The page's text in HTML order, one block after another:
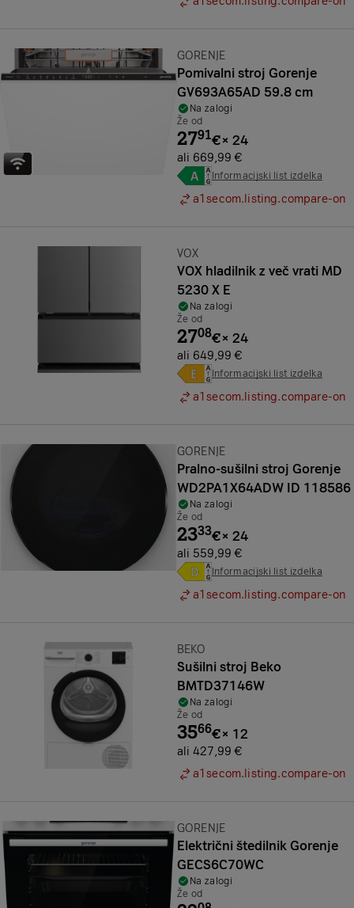
Znamka:
GORENJE
Pomivalni stroj Gorenje
GV693A65AD 59.8 cm
Na zalogi
Že od
2791€× 24
ali 669,99 €
Informacijski list izdelka
a1secom.listing.compare-on
Znamka:
VOX
VOX hladilnik z več vrati MD
5230 X E
Na zalogi
Že od
2708€× 24
ali 649,99 €
Informacijski list izdelka
a1secom.listing.compare-on
Znamka:
GORENJE
Pralno-sušilni stroj Gorenje
WD2PA1X64ADW ID 118586
Na zalogi
Že od
2333€× 24
ali 559,99 €
Informacijski list izdelka
a1secom.listing.compare-on
Znamka:
BEKO
Sušilni stroj Beko
BMTD37146W
Na zalogi
Že od
3566€× 12
ali 427,99 €
a1secom.listing.compare-on
Znamka:
GORENJE
Električni štedilnik Gorenje
GECS6C70WC
Na zalogi
Že od